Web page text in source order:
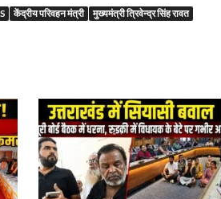
केंद्रीय परिवहन मंत्री मुख्यमंत्री त्रिवेन्द्र सिंह रावत